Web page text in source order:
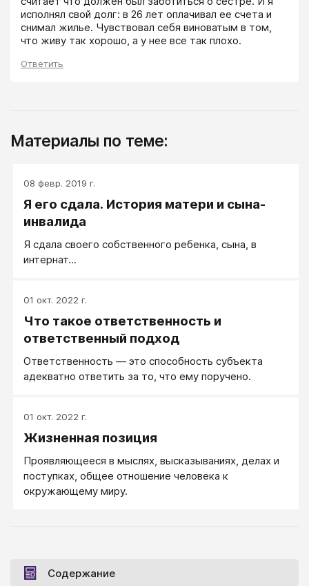
исполнял свой долг: в 26 лет оплачивал ее счета и
снимал жилье. Чувствовал себя виноватым в том,
что живу так хорошо, а у нее все так плохо.
Ответить
Материалы по теме:
08 февр. 2019 г.
Я его сдала. История матери и сына-
инвалида
Я сдала своего собственного ребенка, сына, в
интернат...
01 окт. 2022 г.
Что такое ответственность и
ответственный подход
Ответственность — это способность субъекта
адекватно ответить за то, что ему поручено.
01 окт. 2022 г.
Жизненная позиция
Проявляющееся в мыслях, высказываниях, делах и
поступках, общее отношение человека к
окружающему миру.
Содержание